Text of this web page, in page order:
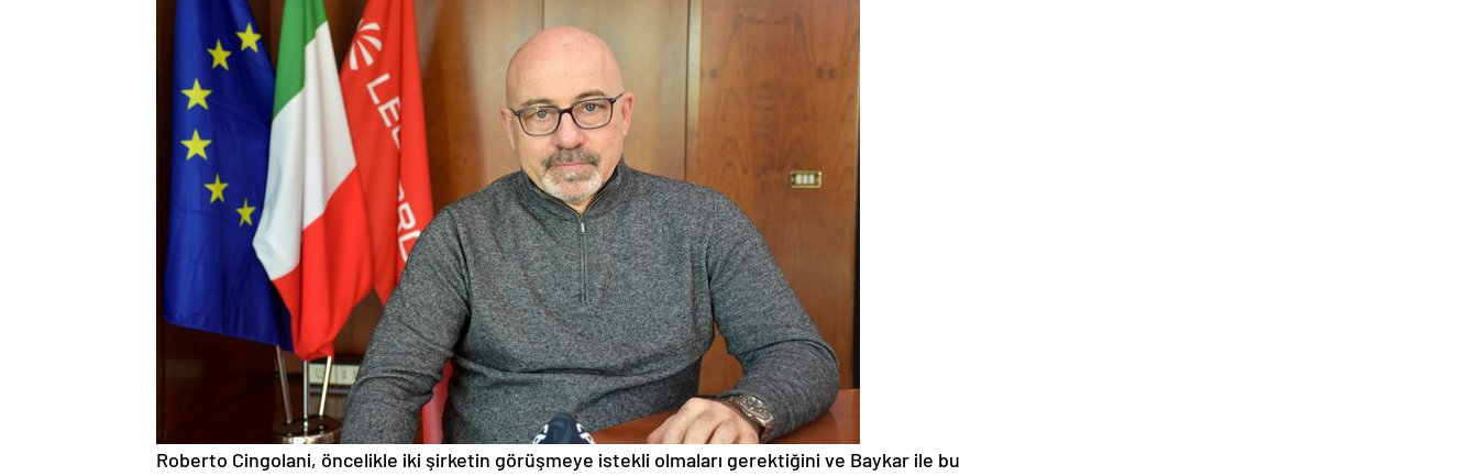
Roberto Cingolani, öncelikle iki şirketin görüşmeye istekli olmaları gerektiğini ve Baykar ile bu